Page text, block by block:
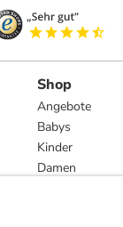
Shop
Angebote
Babys
Kinder
Damen